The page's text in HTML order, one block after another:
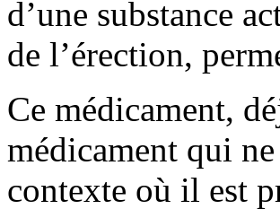
d’une substance
de l’érection,
Ce médicament,
médicament qui
contexte où il est